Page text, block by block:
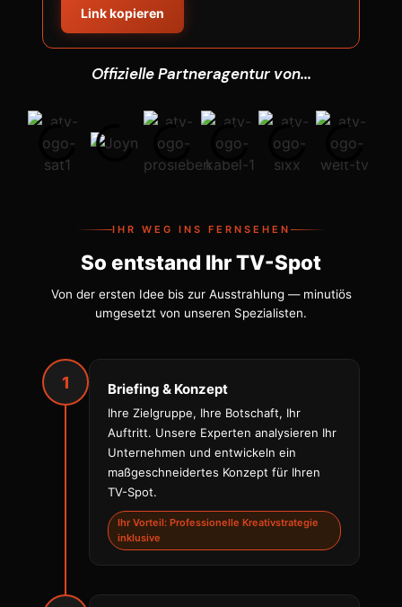
Link kopieren
Offizielle Partneragentur von...
IHR WEG INS FERNSEHEN
So entstand Ihr TV-Spot
Von der ersten Idee bis zur Ausstrahlung — minutiös
umgesetzt von unseren Spezialisten.
1 Briefing & Konzept
Ihre Zielgruppe, Ihre Botschaft, Ihr
Auftritt. Unsere Experten analysieren Ihr
Unternehmen und entwickeln ein
maßgeschneidertes Konzept für Ihren
TV-Spot.
Ihr Vorteil: Professionelle Kreativstrategie
inklusive